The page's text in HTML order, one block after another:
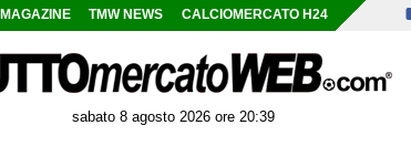
TMW NEWS CALCIOMERCATO H24
sabato 8 agosto 2026 ore 20:39